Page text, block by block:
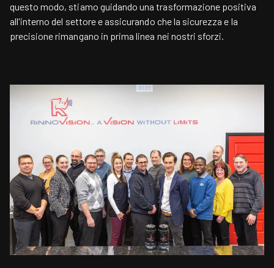
questo modo, stiamo guidando una trasformazione positiva
all'interno del settore e assicurando che la sicurezza e la
precisione rimangano in prima linea nei nostri sforzi.